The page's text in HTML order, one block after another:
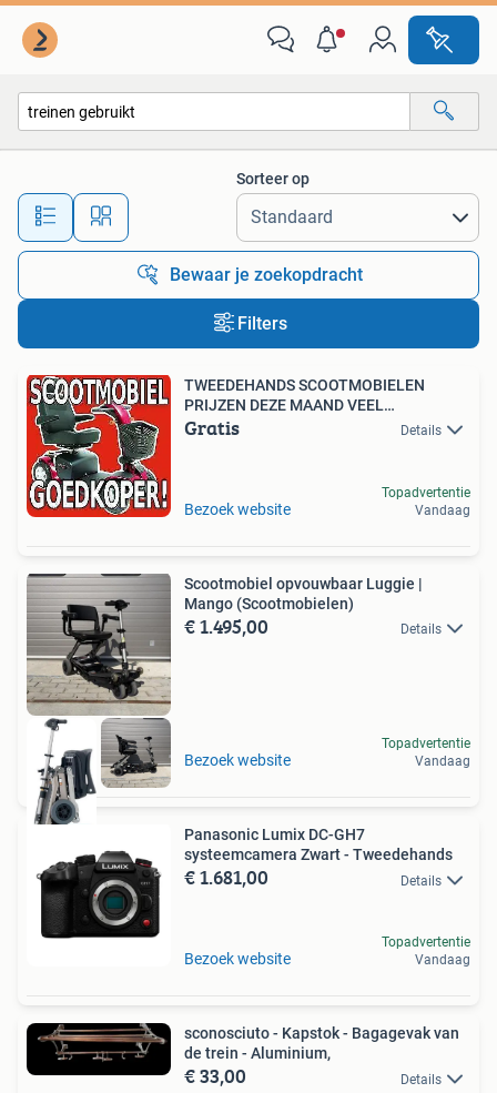
Alle afstanden…
Sorteer op
Bewaar je zoekopdracht
Filters
TWEEDEHANDS SCOOTMOBIELEN
PRIJZEN DEZE MAAND VEEL
GOEDKOPER!
Gratis Details
Bezoek website
Topadvertentie
Vandaag
Scootmobiel opvouwbaar Luggie |
Mango (Scootmobielen)
€ 1.495,00 Details
Bezoek website
Topadvertentie
Vandaag
Panasonic Lumix DC-GH7
systeemcamera Zwart - Tweedehands
€ 1.681,00 Details
Bezoek website
Topadvertentie
Vandaag
sconosciuto - Kapstok - Bagagevak van
de trein - Aluminium,
€ 33,00 Details